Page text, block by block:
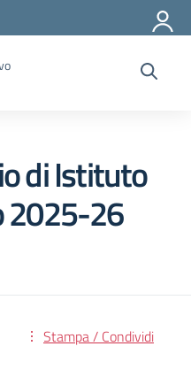
di Istituto
2025-26
Stampa / Condividi